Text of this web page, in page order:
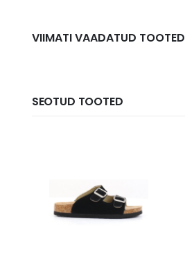
VIIMATI VAADATUD TOOTED
SEOTUD TOOTED